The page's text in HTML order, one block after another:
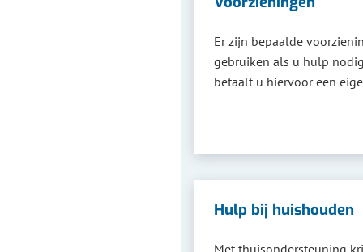
Er zijn bepaalde
gebruiken als u hulp
betaalt u hiervoor een
Hulp bij huishouden